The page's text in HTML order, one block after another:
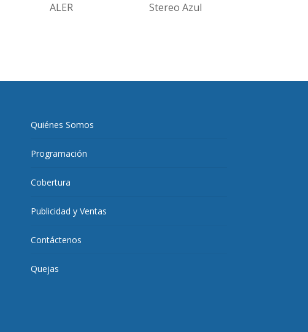
ALER Stereo Azul
Quiénes Somos
Programación
Cobertura
Publicidad y Ventas
Contáctenos
Quejas